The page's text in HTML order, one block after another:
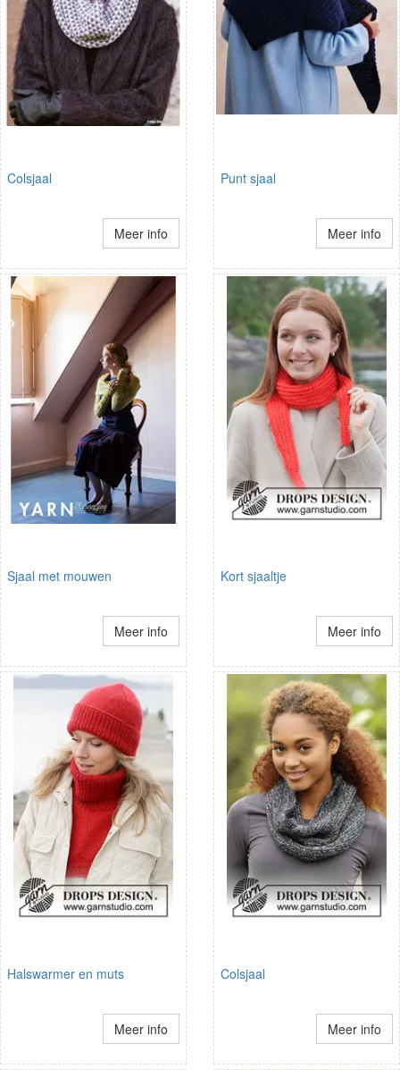
Colsjaal
Meer info
Punt sjaal
Meer info
Sjaal met mouwen
Meer info
Kort sjaaltje
Meer info
Halswarmer en muts
Meer info
Colsjaal
Meer info